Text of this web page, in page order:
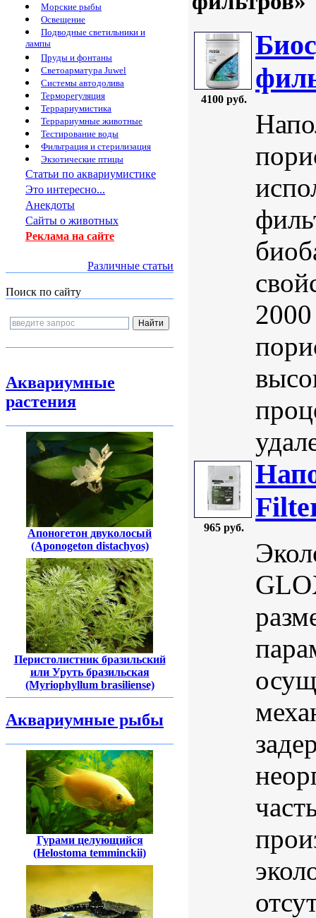
Морские рыбы
Освещение
Подводные светильники и
лампы
Пруды и фонтаны
Светоарматура Juwel
Системы автодолива
Терморегуляция
Террариумистика
Террариумные животные
Тестирование воды
Фильтрация и стерилизация
Экзотические птицы
Статьи по аквариумистике
Это интересно...
Анекдоты
Сайты о животных
Реклама на сайте
Различные статьи
Поиск по сайту
Аквариумные
растения
Апоногетон двуколосый
(Aponogeton distachyos)
Перистолистник бразильский
или Уруть бразильская
(Myriophyllum brasiliense)
Аквариумные рыбы
Гурами целующийся
(Helostoma temminckii)
4100 руб.
965 руб.